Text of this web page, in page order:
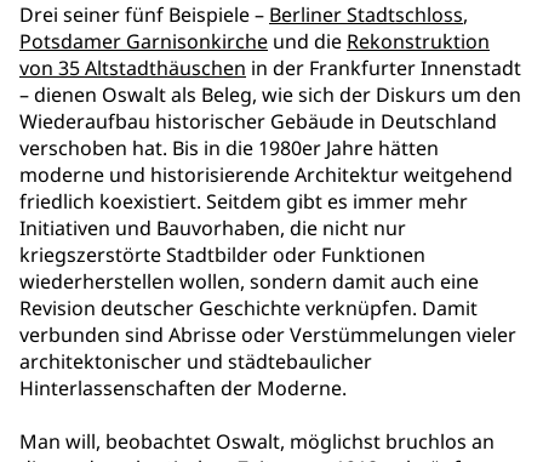
Drei seiner fünf Beispiele – Berliner Stadtschloss,
Potsdamer Garnisonkirche und die Rekonstruktion
von 35 Altstadthäuschen in der Frankfurter Innenstadt
– dienen Oswalt als Beleg, wie sich der Diskurs um den
Wiederaufbau historischer Gebäude in Deutschland
verschoben hat. Bis in die 1980er Jahre hätten
moderne und historisierende Architektur weitgehend
friedlich koexistiert. Seitdem gibt es immer mehr
Initiativen und Bauvorhaben, die nicht nur
kriegszerstörte Stadtbilder oder Funktionen
wiederherstellen wollen, sondern damit auch eine
Revision deutscher Geschichte verknüpfen. Damit
verbunden sind Abrisse oder Verstümmelungen vieler
architektonischer und städtebaulicher
Hinterlassenschaften der Moderne.
Man will, beobachtet Oswalt, möglichst bruchlos an